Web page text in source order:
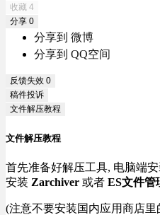
收藏 4
分享 0
分享到 微博
分享到 QQ空间
反馈失效 0
稿件投诉
文件解压教程
文件解压教程
首先准备好解压工具, 电脑端安
安装 Zarchiver 或者 ES文件管
(注意不要安装国内应用商店